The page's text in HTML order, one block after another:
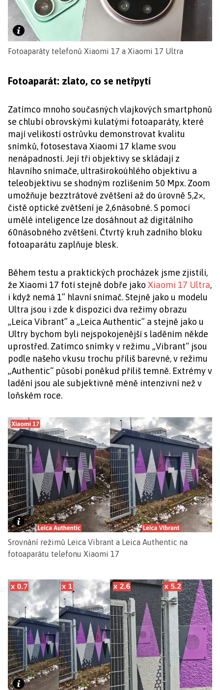
Fotoaparáty telefonů Xiaomi 17 a Xiaomi 17 Ultra
Fotoaparát: zlato, co se netřpytí
Zatímco mnoho současných vlajkových smartphonů
se chlubí obrovskými kulatými fotoaparáty, které
mají velikostí ostrůvku demonstrovat kvalitu
snímků, fotosestava Xiaomi 17 klame svou
nenápadností. Její tři objektivy se skládají z
hlavního snímače, ultraširokoúhlého objektivu a
teleobjektivu se shodným rozlišením 50 Mpx. Zoom
umožňuje bezztrátové zvětšení až do úrovně 5,2×,
čistě optické zvětšení je 2,6násobné. S pomocí
umělé inteligence lze dosáhnout až digitálního
60násobného zvětšení. Čtvrtý kruh zadního bloku
fotoaparátu zaplňuje blesk.
Během testu a praktických procházek jsme zjistili,
že Xiaomi 17 fotí stejně dobře jako Xiaomi 17 Ultra,
i když nemá 1” hlavní snímač. Stejně jako u modelu
Ultra jsou i zde k dispozici dva režimy obrazu
„Leica Vibrant” a „Leica Authentic” a stejně jako u
Ultry bychom byli nejspokojenější s laděním někde
uprostřed. Zatímco snímky v režimu „Vibrant“ jsou
podle našeho vkusu trochu příliš barevné, v režimu
„Authentic“ působí poněkud příliš temně. Extrémy v
ladění jsou ale subjektivně méně intenzivní než v
loňském roce.
Srovnání režimů Leica Vibrant a Leica Authentic na
fotoaparátu telefonu Xiaomi 17